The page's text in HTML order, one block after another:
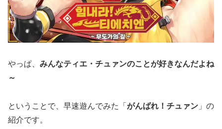
やっぱ、 みんなティエ・チュァンのことが好きなんだよね
～
ということで、早速遊んでみた「がんばれ！チュァン 」の
紹介です。